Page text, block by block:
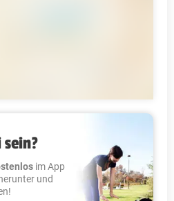
im App
und